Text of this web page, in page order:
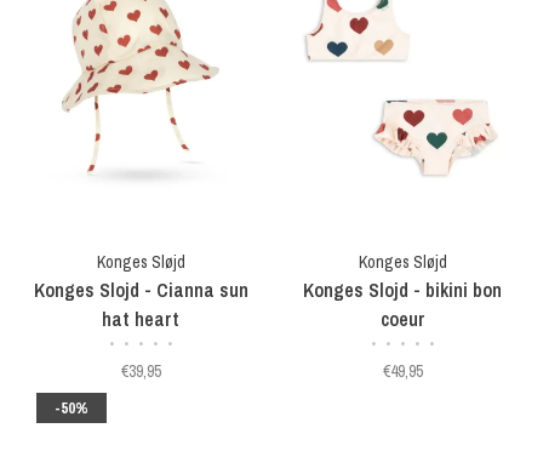
Konges Sløjd
Konges Slojd - Cianna sun
hat heart
• • • • •
€39,95
Konges Sløjd
Konges Slojd - bikini bon
coeur
• • • • •
€49,95
-50%